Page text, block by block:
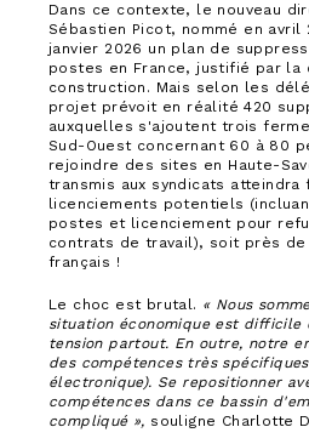
Dans ce contexte, le nouveau
Sébastien Picot, nommé en avril
janvier 2026 un plan de
postes en France, justifié par la
construction. Mais selon les
projet prévoit en réalité 420
auxquelles s'ajoutent trois
Sud-Ouest concernant 60 à 80
rejoindre des sites en Haute-
transmis aux syndicats atteindra
licenciements potentiels
postes et licenciement pour
contrats de travail), soit près
français !
Le choc est brutal. « Nous
situation économique est difficile
tension partout. En outre, notre
des compétences très
électronique). Se repositionner
compétences dans ce bassin
compliqué », souligne Charlotte